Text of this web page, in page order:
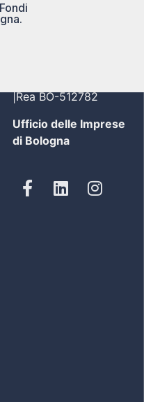
|Rea BO-512782
Ufficio delle Imprese
di Bologna